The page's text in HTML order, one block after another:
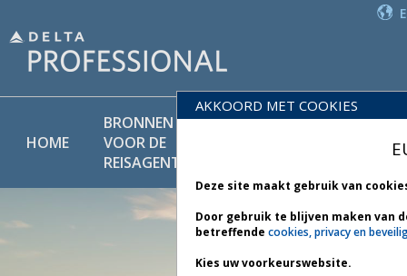
HOME
BRONNEN
VOOR DE
REISAGENT
AKKOORD MET COOKIES
Deze site maakt gebruik van
Door gebruik te blijven maken van
betreffende cookies, privacy en
Kies uw voorkeurswebsite.